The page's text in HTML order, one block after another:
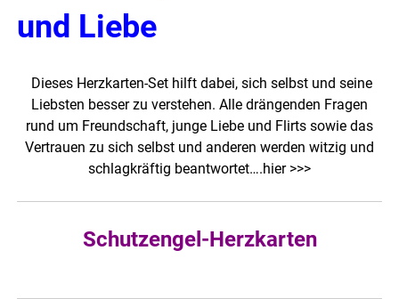
und Liebe
Dieses Herzkarten-Set hilft dabei, sich selbst und seine
Liebsten besser zu verstehen. Alle drängenden Fragen
rund um Freundschaft, junge Liebe und Flirts sowie das
Vertrauen zu sich selbst und anderen werden witzig und
schlagkräftig beantwortet….hier >>>
Schutzengel-Herzkarten